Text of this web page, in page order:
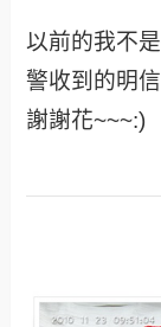
以前的我不
警收到的明
謝謝花~~~:)